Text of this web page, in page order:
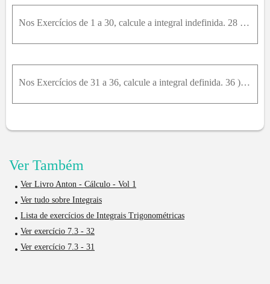
Nos Exercícios de 1 a 30, calcule a integral indefinida. 28 ) ∫ s e n 2 ( π x ) cos 6 ⁡ ( π x ) . d x
Nos Exercícios de 31 a 36, calcule a integral definida. 36 ) ∫ π 6 π 4 c o t g ³ w . d w ³
Ver Também
Ver Livro Anton - Cálculo - Vol 1
Ver tudo sobre Integrais
Lista de exercícios de Integrais Trigonométricas
Ver exercício 7.3 - 32
Ver exercício 7.3 - 31